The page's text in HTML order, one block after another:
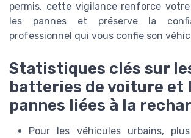
permis, cette vigilance renforce
les pannes et préserve la
professionnel qui vous confie son
Statistiques clés sur
batteries de voiture et
pannes liées à la
Pour les véhicules urbains,